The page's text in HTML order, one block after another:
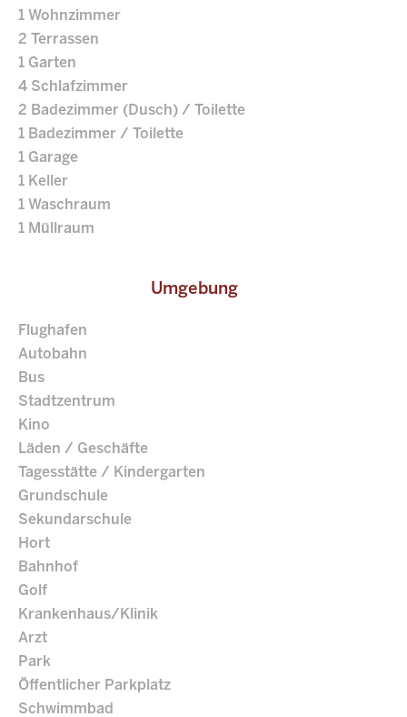
1 Wohnzimmer
2 Terrassen
1 Garten
4 Schlafzimmer
2 Badezimmer (Dusch) / Toilette
1 Badezimmer / Toilette
1 Garage
1 Keller
1 Waschraum
1 Müllraum
Umgebung
Flughafen
Autobahn
Bus
Stadtzentrum
Kino
Läden / Geschäfte
Tagesstätte / Kindergarten
Grundschule
Sekundarschule
Hort
Bahnhof
Golf
Krankenhaus/Klinik
Arzt
Park
Öffentlicher Parkplatz
Schwimmbad